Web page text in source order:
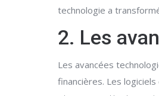
technologie a
2. Les
Les avancées
financières. Les